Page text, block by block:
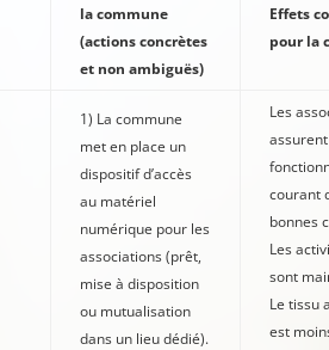
la commune
(actions concrètes
et non ambiguës)
Effets
pour la
1) La commune
met en place un
dispositif d’accès
au matériel
numérique pour les
associations (prêt,
mise à disposition
ou mutualisation
dans un lieu dédié).
Les
courant
bonnes
Les
sont
Le tissu
est